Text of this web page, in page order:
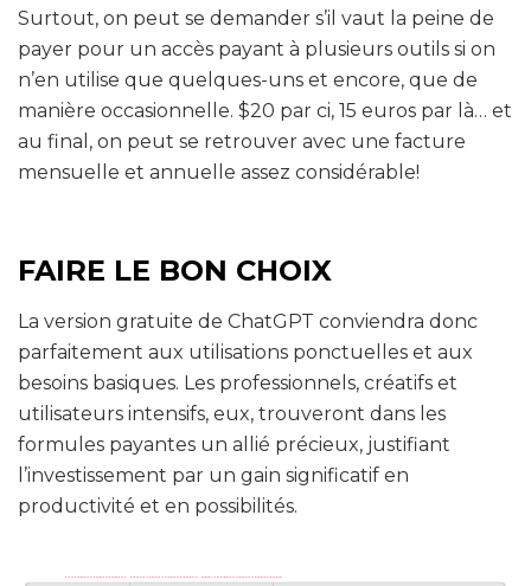
Surtout, on peut se demander s’il vaut la peine de
payer pour un accès payant à plusieurs outils si on
n’en utilise que quelques-uns et encore, que de
manière occasionnelle. $20 par ci, 15 euros par là… et
au final, on peut se retrouver avec une facture
mensuelle et annuelle assez considérable!
FAIRE LE BON CHOIX
La version gratuite de ChatGPT conviendra donc
parfaitement aux utilisations ponctuelles et aux
besoins basiques. Les professionnels, créatifs et
utilisateurs intensifs, eux, trouveront dans les
formules payantes un allié précieux, justifiant
l’investissement par un gain significatif en
productivité et en possibilités.